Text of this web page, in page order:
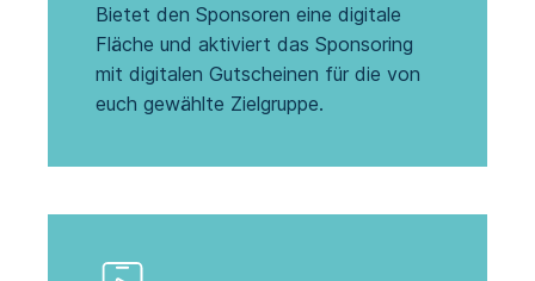
Bietet den Sponsoren eine digitale
Fläche und aktiviert das Sponsoring
mit digitalen Gutscheinen für die von
euch gewählte Zielgruppe.